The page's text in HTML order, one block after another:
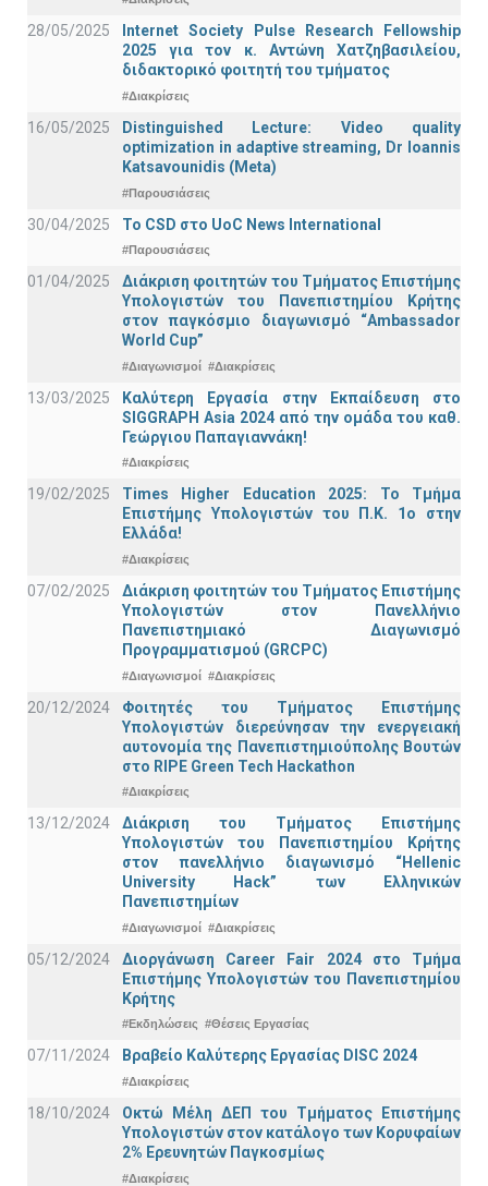
28/05/2025
Internet Society Pulse Research Fellowship
2025 για τον κ. Αντώνη Χατζηβασιλείου,
διδακτορικό φοιτητή του τμήματος
#Διακρίσεις
16/05/2025
Distinguished Lecture: Video quality
optimization in adaptive streaming, Dr Ioannis
Katsavounidis (Meta)
#Παρουσιάσεις
30/04/2025 To CSD στο UoC News International
#Παρουσιάσεις
01/04/2025
Διάκριση φοιτητών του Τμήματος Επιστήμης
Υπολογιστών του Πανεπιστημίου Κρήτης
στον παγκόσμιο διαγωνισμό “Ambassador
World Cup”
#Διαγωνισμοί #Διακρίσεις
13/03/2025
Καλύτερη Εργασία στην Εκπαίδευση στο
SIGGRAPH Asia 2024 από την ομάδα του καθ.
Γεώργιου Παπαγιαννάκη!
#Διακρίσεις
19/02/2025
Times Higher Education 2025: Το Τμήμα
Επιστήμης Υπολογιστών του Π.Κ. 1ο στην
Ελλάδα!
#Διακρίσεις
07/02/2025
Διάκριση φοιτητών του Τμήματος Επιστήμης
Υπολογιστών στον Πανελλήνιο
Πανεπιστημιακό Διαγωνισμό
Προγραμματισμού (GRCPC)
#Διαγωνισμοί #Διακρίσεις
20/12/2024
Φοιτητές του Τμήματος Επιστήμης
Υπολογιστών διερεύνησαν την ενεργειακή
αυτονομία της Πανεπιστημιούπολης Βουτών
στο RIPE Green Tech Hackathon
#Διακρίσεις
13/12/2024
Διάκριση του Τμήματος Επιστήμης
Υπολογιστών του Πανεπιστημίου Κρήτης
στον πανελλήνιο διαγωνισμό “Hellenic
University Hack” των Ελληνικών
Πανεπιστημίων
#Διαγωνισμοί #Διακρίσεις
05/12/2024
Διοργάνωση Career Fair 2024 στο Τμήμα
Επιστήμης Υπολογιστών του Πανεπιστημίου
Κρήτης
#Εκδηλώσεις #Θέσεις Εργασίας
07/11/2024 Βραβείο Καλύτερης Εργασίας DISC 2024
#Διακρίσεις
18/10/2024
Οκτώ Μέλη ΔΕΠ του Τμήματος Επιστήμης
Υπολογιστών στον κατάλογο των Κορυφαίων
2% Ερευνητών Παγκοσμίως
#Διακρίσεις